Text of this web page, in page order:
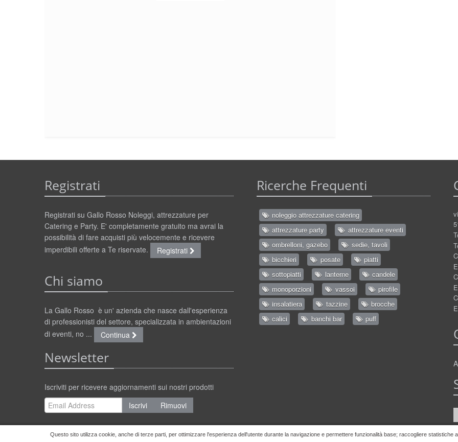
Questo sito utilizza cookie, anche di terze parti, per ottimizzare l'esperienza dell'utente durante la navigazione e permettere funzionalità base; raccogliere statistiche
Registrati
Registrati su Gallo Rosso Noleggi, attrezzature per
Catering e Party. E' completamente gratuito ma avrai la
possibilità di fare acquisti più velocemente e ricevere
imperdibili offerte a Te riservate.
Registrati
Chi siamo
La Gallo Rosso è un' azienda che nasce dall'esperienza
di professionisti del settore, specializzata in ambientazioni
di eventi, no ...
Continua
Newsletter
Iscriviti per ricevere aggiornamenti sui nostri prodotti
Iscrivi
Rimuovi
Ricerche Frequenti
noleggio attrezzature catering
attrezzature party
attrezzature eventi
ombrelloni, gazebo
sedie, tavoli
bicchieri
posate
piatti
sottopiatti
lanterne
candele
monoporzioni
vassoi
pirofile
insalatiera
tazzine
brocche
calici
banchi bar puff